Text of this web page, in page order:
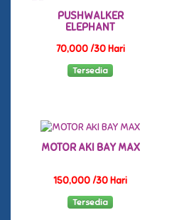
PUSHWALKER
ELEPHANT
70,000 /30 Hari
Tersedia
MOTOR AKI BAY MAX
150,000 /30 Hari
Tersedia